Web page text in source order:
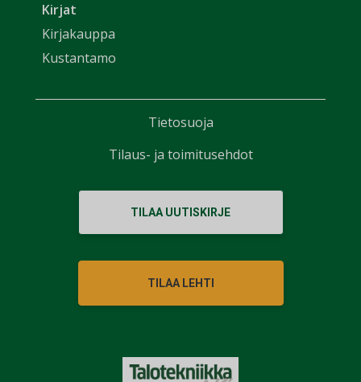
Kirjat
Kirjakauppa
Kustantamo
TILAA UUTISKIRJE
TILAA LEHTI
Tietosuoja
Tilaus- ja toimitusehdot